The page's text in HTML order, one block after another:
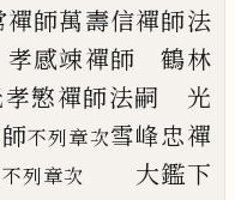
師萬壽信禪師法
孝感竦禪師 鶴林
孝慜禪師法嗣
光
不列章次雪峰忠禪
不列章次
大鑑下